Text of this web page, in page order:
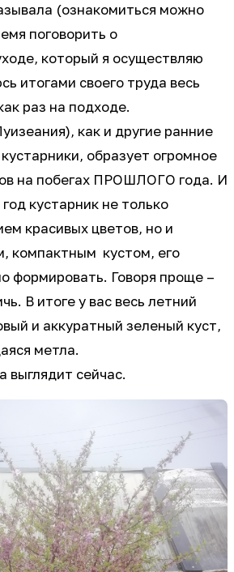
(ознакомиться можно
поговорить о
который я осуществляю
итогами своего труда весь
раз на подходе.
как и другие ранние
образует огромное
на побегах ПРОШЛОГО года. И
кустарник не только
красивых цветов, но и
компактным кустом, его
формировать. Говоря проще –
В итоге у вас весь летний
и аккуратный зеленый куст,
метла.
выглядит сейчас.